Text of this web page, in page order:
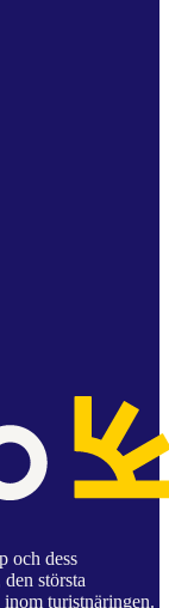
och dess
största
turistnäringen.